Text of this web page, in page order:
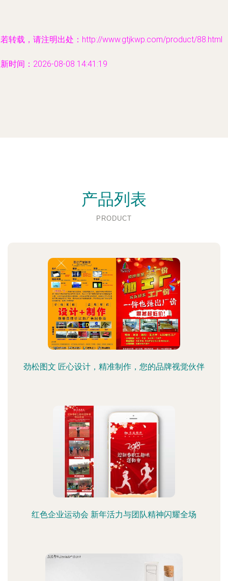
转载，请注明出处：http://www.gtjkwp.com/product/88.html
时间：2026-08-08 14:41:19
产品列表
PRODUCT
劲松图文 匠心设计，精准制作，您的品牌视觉伙伴
红色企业运动会 新年活力与团队精神闪耀全场